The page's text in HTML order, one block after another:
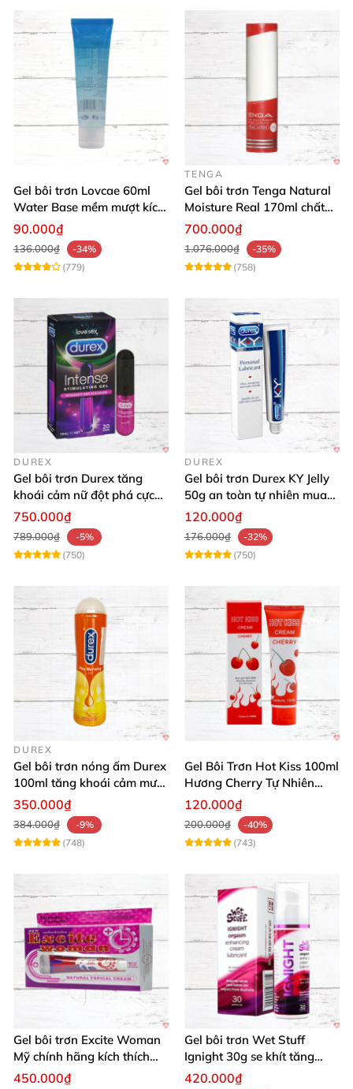
Gel bôi trơn Lovcae 60ml
Water Base mềm mượt kích
thích
90.000₫
136.000₫
-34%
(779)
TENGA
Gel bôi trơn Tenga Natural
Moisture Real 170ml chất
lượng cao mềm mượt an
700.000₫
1.076.000₫
-35%
(758)
DUREX
Gel bôi trơn Durex tăng
khoái cảm nữ đột phá cực
thích
750.000₫
789.000₫
-5%
(750)
DUREX
Gel bôi trơn Durex KY Jelly
50g an toàn tự nhiên mua
ngay
120.000₫
176.000₫
-32%
(750)
DUREX
Gel bôi trơn nóng ấm Durex
100ml tăng khoái cảm mượt
mà
350.000₫
384.000₫
-9%
(748)
Gel Bôi Trơn Hot Kiss 100ml
Hương Cherry Tự Nhiên
Mượt Mà
120.000₫
200.000₫
-40%
(743)
Gel bôi trơn Excite Woman
Mỹ chính hãng kích thích
khoái cảm nữ
450.000₫
Gel bôi trơn Wet Stuff
Ignight 30g se khít tăng
khoái cảm nữ hiệu quả
420.000₫